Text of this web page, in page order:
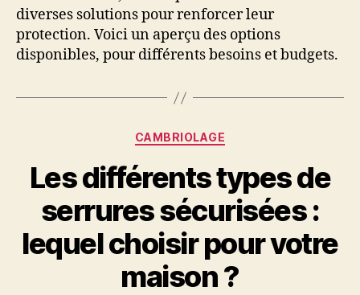
diverses solutions pour renforcer leur
protection. Voici un aperçu des options
disponibles, pour différents besoins et budgets.
Catégories
CAMBRIOLAGE
Les différents types de
serrures sécurisées :
lequel choisir pour votre
maison ?